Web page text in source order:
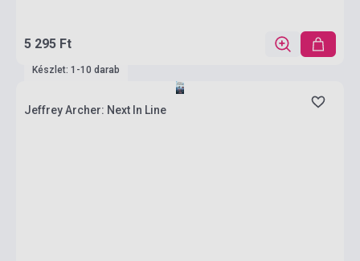
5 295 Ft
Készlet: 1-10 darab
Jeffrey Archer: Next In Line